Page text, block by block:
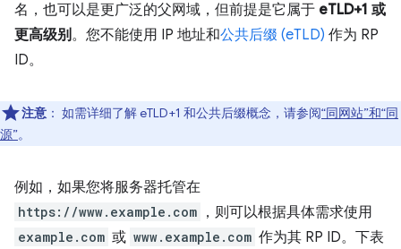
名，也可以是更广泛的父网域，但前提是它属于 eTLD+1 或
更高级别。您不能使用 IP 地址和公共后缀 (eTLD) 作为 RP
ID。
注意 ： 如需详细了解 eTLD+1 和公共后缀概念，请参阅“同网站”和“同
源”。
例如，如果您将服务器托管在
https://www.example.com ，则可以根据具体需求使用
example.com 或 www.example.com 作为其 RP ID。下表